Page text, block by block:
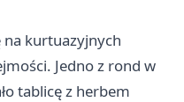
na kurtuazyjnych
Jedno z rond w
tablicę z herbem